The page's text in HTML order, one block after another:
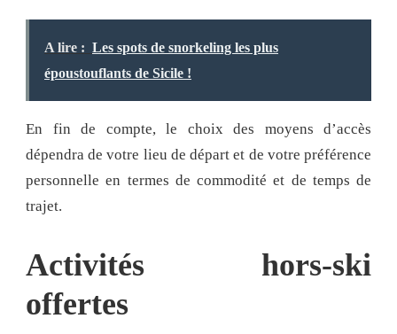
A lire : Les spots de snorkeling les plus
époustouflants de Sicile !
En fin de compte, le choix des moyens d’accès
dépendra de votre lieu de départ et de votre préférence
personnelle en termes de commodité et de temps de
trajet.
Activités hors-ski
offertes